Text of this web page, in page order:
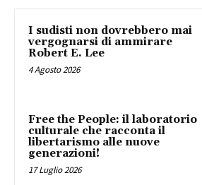
I sudisti non dovrebbero mai
vergognarsi di ammirare
Robert E. Lee
4 Agosto 2026
Free the People: il laboratorio
culturale che racconta il
libertarismo alle nuove
generazioni!
17 Luglio 2026